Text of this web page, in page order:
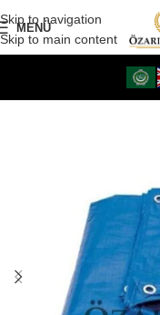
Skip to navigation
Skip to main content
MENÜ